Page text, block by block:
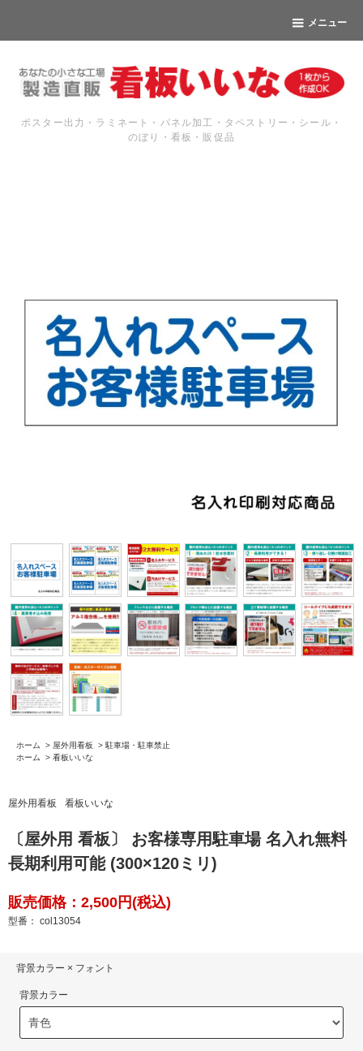
メニュー
ポスター出力・ラミネート・パネル加工・タペストリー・シール・
のぼり・看板・販促品
ホーム > 屋外用看板 > 駐車場・駐車禁止
ホーム
> 看板いいな
屋外用看板 看板いいな
〔屋外用 看板〕 お客様専用駐車場 名入れ無料
長期利用可能 (300×120ミリ)
販売価格：2,500円(税込)
型番： col13054
背景カラー × フォント
背景カラー